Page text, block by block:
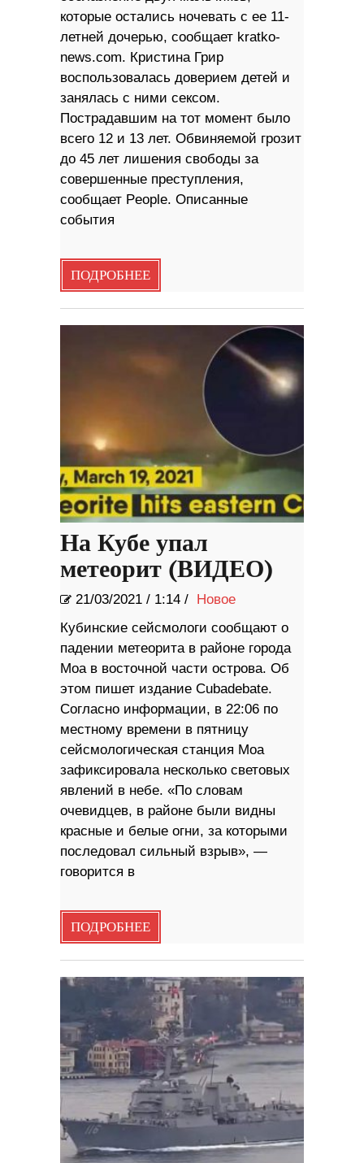
которые остались ночевать с ее 11-
летней дочерью, сообщает kratko-
news.com. Кристина Грир
воспользовалась доверием детей и
занялась с ними сексом.
Пострадавшим на тот момент было
всего 12 и 13 лет. Обвиняемой грозит
до 45 лет лишения свободы за
совершенные преступления,
сообщает People. Описанные
события
ПОДРОБНЕЕ
На Кубе упал
метеорит (ВИДЕО)
21/03/2021 / 1:14 / Новое
Кубинские сейсмологи сообщают о
падении метеорита в районе города
Моа в восточной части острова. Об
этом пишет издание Cubadebate.
Согласно информации, в 22:06 по
местному времени в пятницу
сейсмологическая станция Моа
зафиксировала несколько световых
явлений в небе. «По словам
очевидцев, в районе были видны
красные и белые огни, за которыми
последовал сильный взрыв», —
говорится в
ПОДРОБНЕЕ